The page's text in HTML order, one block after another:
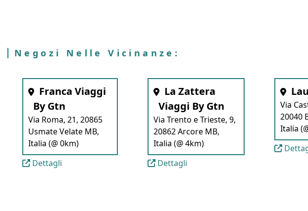
Negozi Nelle Vicinanze:
Franca Viaggi
By Gtn
Via Roma, 21, 20865
Usmate Velate MB,
Italia (@ 0km)
Dettagli
La Zattera
Viaggi By Gtn
Via Trento e Trieste, 9,
20862 Arcore MB,
Italia (@ 4km)
Dettagli
Via
20040
Italia